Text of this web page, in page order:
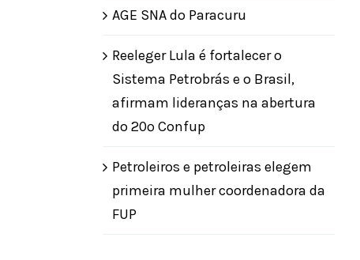
AGE SNA do Paracuru
Reeleger Lula é fortalecer o
Sistema Petrobrás e o Brasil,
afirmam lideranças na abertura
do 20º Confup
Petroleiros e petroleiras elegem
primeira mulher coordenadora da
FUP